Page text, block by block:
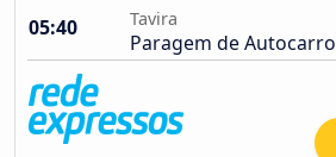
05:40
Tavira
Paragem de Autocarro